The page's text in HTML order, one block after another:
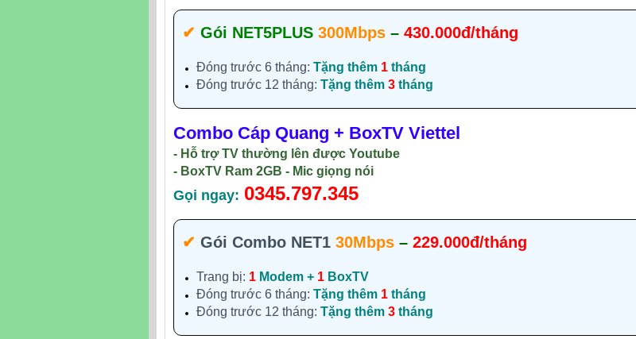
✔‎ Gói NET5PLUS 300Mbps – 430.000đ/tháng
Đóng trước 6 tháng: Tặng thêm 1 tháng
Đóng trước 12 tháng: Tặng thêm 3 tháng
Combo Cáp Quang + BoxTV Viettel
- Hỗ trợ TV thường lên được Youtube
- BoxTV Ram 2GB - Mic giọng nói
Gọi ngay: 0345.797.345
✔‎ Gói Combo NET1 30Mbps – 229.000đ/tháng
Trang bị: 1 Modem + 1 BoxTV
Đóng trước 6 tháng: Tặng thêm 1 tháng
Đóng trước 12 tháng: Tặng thêm 3 tháng